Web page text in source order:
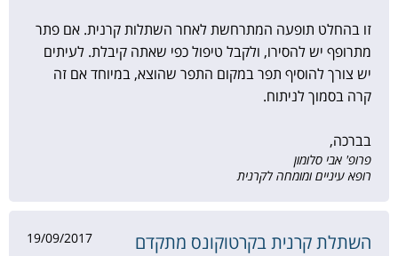
זו בהחלט תופעה המתרחשת לאחר השתלות קרנית. אם פתר
מתרופף יש להסירו, ולקבל טיפול כפי שאתה קיבלת. לעיתים
יש צורך להוסיף תפר במקום התפר שהוצא, במיוחד אם זה
קרה בסמוך לניתוח.
בברכה,
פרופ' אבי סלומון
רופא עיניים ומומחה לקרנית
השתלת קרנית בקרטוקונס מתקדם 19/09/2017